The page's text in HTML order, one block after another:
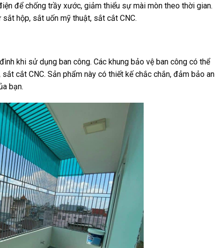
để chống trầy xước, giảm thiểu sự mài mòn theo thời gian.
hộp, sắt uốn mỹ thuật, sắt cắt CNC.
khi sử dụng ban công. Các khung bảo vệ ban công có thể
cắt CNC. Sản phẩm này có thiết kế chắc chắn, đảm bảo an
bạn.